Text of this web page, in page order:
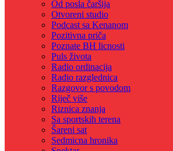
Od posla čaršija
Otvoreni studio
Podcast sa Kenanom
Pozitivna priča
Poznate BH licnosti
Puls života
Radio ordinacija
Radio razglednica
Razgovor s povodom
Riječ više
Riznica znanja
Sa sportskih terena
Šareni sat
Sedmicna hronika